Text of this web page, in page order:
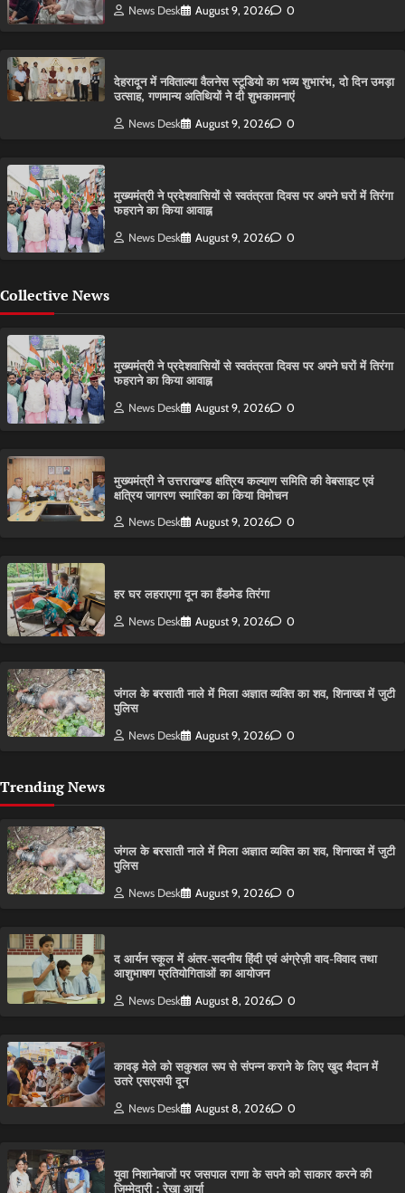
News Desk August 9, 2026 0
देहरादून में नविताल्या वैलनेस स्टूडियो का भव्य शुभारंभ, दो दिन उमड़ा
उत्साह, गणमान्य अतिथियों ने दी शुभकामनाएं
News Desk August 9, 2026 0
मुख्यमंत्री ने प्रदेशवासियों से स्वतंत्रता दिवस पर अपने घरों में तिरंगा
फहराने का किया आवाह्न
News Desk August 9, 2026 0
Collective News
मुख्यमंत्री ने प्रदेशवासियों से स्वतंत्रता दिवस पर अपने घरों में तिरंगा
फहराने का किया आवाह्न
News Desk August 9, 2026 0
मुख्यमंत्री ने उत्तराखण्ड क्षत्रिय कल्याण समिति की वेबसाइट एवं
क्षत्रिय जागरण स्मारिका का किया विमोचन
News Desk August 9, 2026 0
हर घर लहराएगा दून का हैंडमेड तिरंगा
News Desk August 9, 2026 0
​जंगल के बरसाती नाले में मिला अज्ञात व्यक्ति का शव, शिनाख्त में जुटी
पुलिस
News Desk August 9, 2026 0
Trending News
​जंगल के बरसाती नाले में मिला अज्ञात व्यक्ति का शव, शिनाख्त में जुटी
पुलिस
News Desk August 9, 2026 0
द आर्यन स्कूल में अंतर-सदनीय हिंदी एवं अंग्रेज़ी वाद-विवाद तथा
आशुभाषण प्रतियोगिताओं का आयोजन
News Desk August 8, 2026 0
कावड़ मेले को सकुशल रूप से संपन्न कराने के लिए खुद मैदान में
उतरे एसएसपी दून
News Desk August 8, 2026 0
युवा निशानेबाजों पर जसपाल राणा के सपने को साकार करने की
जिम्मेदारी : रेखा आर्या